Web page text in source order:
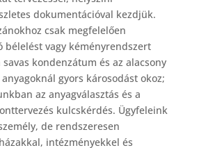
dokumentációval kezdjük.
csak megfelelően
bélelést vagy kéményrendszert
kondenzátum és az alacsony
gyors károsodást okoz;
az anyagválasztás és a
kulcskérdés. Ügyfeleink
de rendszeresen
intézményekkel és